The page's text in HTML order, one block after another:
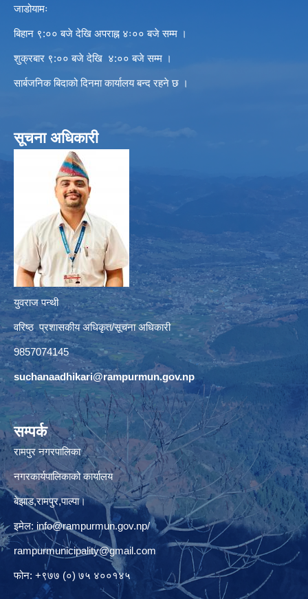
जाडोयामः
बिहान ९:०० बजे देखि अपराह्न ४ः०० बजे सम्म ।
शुक्रबार ९:०० बजे देखि ४:०० बजे सम्म ।
सार्बजनिक बिदाको दिनमा कार्यालय बन्द रहने छ ।
सूचना अधिकारी
युवराज पन्थी
वरिष्ठ प्रशासकीय अधिकृत/सूचना अधिकारी
9857074145
suchanaadhikari@rampurmun.gov.np
सम्पर्क
रामपुर नगरपालिका
नगरकार्यपालिकाको कार्यालय
बेझाड,रामपुर,पाल्पा।
इमेल: info@rampurmun.gov.np/
rampurmunicipality@gmail.com
फोन: +९७७ (०) ७५ ४००१४५